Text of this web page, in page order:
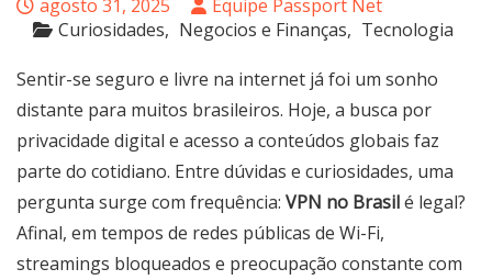
agosto 31, 2025
Equipe Passport Net
Curiosidades
Negocios e Finanças Tecnologia
Sentir-se seguro e livre na internet já foi um sonho
distante para muitos brasileiros. Hoje, a busca por
privacidade digital e acesso a conteúdos globais faz
parte do cotidiano. Entre dúvidas e curiosidades, uma
pergunta surge com frequência: VPN no Brasilé legal?
Afinal, em tempos de redes públicas de Wi-Fi,
streamings bloqueados e preocupação constante com